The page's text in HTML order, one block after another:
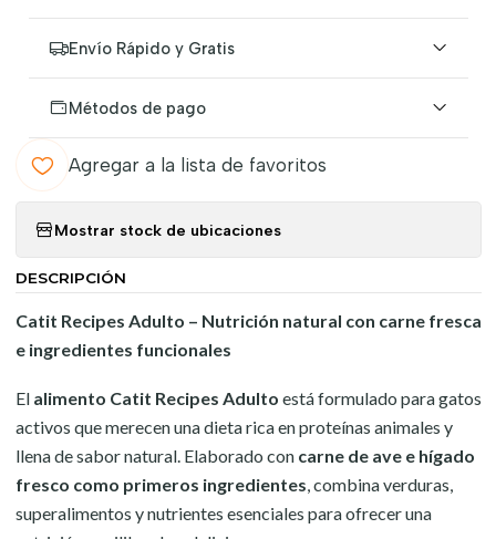
Envío Rápido y Gratis
Métodos de pago
Agregar a la lista de favoritos
Mostrar stock de ubicaciones
DESCRIPCIÓN
Catit Recipes Adulto – Nutrición natural con carne fresca
e ingredientes funcionales
El alimento Catit Recipes Adulto está formulado para gatos
activos que merecen una dieta rica en proteínas animales y
llena de sabor natural. Elaborado con carne de ave e hígado
fresco como primeros ingredientes, combina verduras,
superalimentos y nutrientes esenciales para ofrecer una